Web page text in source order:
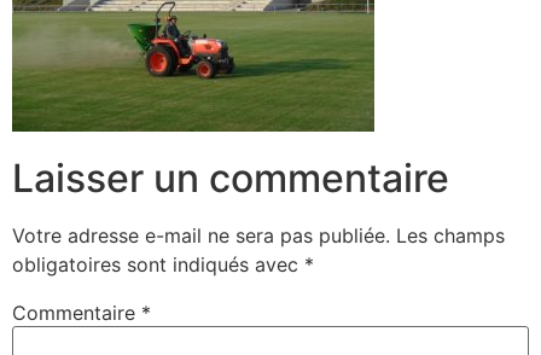
Laisser un commentaire
Votre adresse e-mail ne sera pas publiée. Les champs
obligatoires sont indiqués avec *
Commentaire *